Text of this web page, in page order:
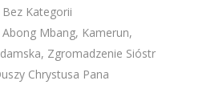
Bez Kategorii
Abong Mbang, Kamerun,
, Zgromadzenie Sióstr
Chrystusa Pana